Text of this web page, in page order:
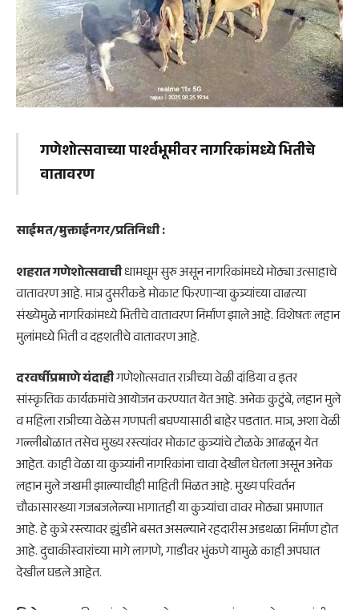
गणेशोत्सवाच्या पार्श्वभूमीवर नागरिकांमध्ये भितीचे
वातावरण
साईमत/मुक्ताईनगर/प्रतिनिधी :
शहरात गणेशोत्सवाचीधामधूम सुरु असून नागरिकांमध्ये मोठ्या उत्साहाचे
वातावरण आहे. मात्र दुसरीकडे मोकाट फिरणाऱ्या कुत्र्यांच्या वाढत्या
संख्येमुळे नागरिकांमध्ये भितीचे वातावरण निर्माण झाले आहे. विशेषतः लहान
मुलांमध्ये भिती व दहशतीचे वातावरण आहे.
दरवर्षीप्रमाणे यंदाहीगणेशोत्सवात रात्रीच्या वेळी दांडिया व इतर
सांस्कृतिक कार्यक्रमांचे आयोजन करण्यात येत आहे. अनेक कुटुंबे, लहान मुले
व महिला रात्रीच्या वेळेस गणपती बघण्यासाठी बाहेर पडतात. मात्र, अशा वेळी
गल्लीबोळात तसेच मुख्य रस्त्यांवर मोकाट कुत्र्यांचे टोळके आढळून येत
आहेत. काही वेळा या कुत्र्यांनी नागरिकांना चावा देखील घेतला असून अनेक
लहान मुले जखमी झाल्याचीही माहिती मिळत आहे. मुख्य परिवर्तन
चौकासारख्या गजबजलेल्या भागातही या कुत्र्यांचा वावर मोठ्या प्रमाणात
आहे. हे कुत्रे रस्त्यावर झुंडीने बसत असल्याने रहदारीस अडथळा निर्माण होत
आहे. दुचाकीस्वारांच्या मागे लागणे, गाडीवर भुंकणे यामुळे काही अपघात
देखील घडले आहेत.